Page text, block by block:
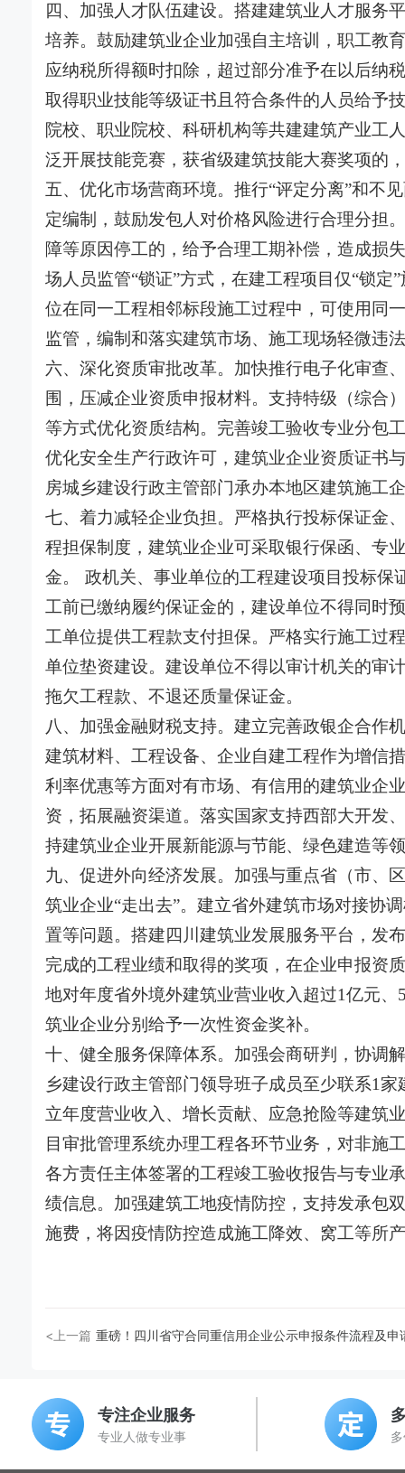
四、加强人才队伍建设。搭建建筑业人才服务
培养。鼓励建筑业企业加强自主培训，职工教
应纳税所得额时扣除，超过部分准予在以后纳
取得职业技能等级证书且符合条件的人员给予
院校、职业院校、科研机构等共建建筑产业工
泛开展技能竞赛，获省级建筑技能大赛奖项的
五、优化市场营商环境。推行“评定分离”和不
定编制，鼓励发包人对价格风险进行合理分担
障等原因停工的，给予合理工期补偿，造成损
场人员监管“锁证”方式，在建工程项目仅“锁
位在同一工程相邻标段施工过程中，可使用同
监管，编制和落实建筑市场、施工现场轻微违
六、深化资质审批改革。加快推行电子化审查
围，压减企业资质申报材料。支持特级（综合
等方式优化资质结构。完善竣工验收专业分包
优化安全生产行政许可，建筑业企业资质证书
房城乡建设行政主管部门承办本地区建筑施工
七、着力减轻企业负担。严格执行投标保证金
程担保制度，建筑业企业可采取银行保函、专
金。 政机关、事业单位的工程建设项目投标保
工前已缴纳履约保证金的，建设单位不得同时
工单位提供工程款支付担保。严格实行施工过
单位垫资建设。建设单位不得以审计机关的审
拖欠工程款、不退还质量保证金。
八、加强金融财税支持。建立完善政银企合作
建筑材料、工程设备、企业自建工程作为增信
利率优惠等方面对有市场、有信用的建筑业企
资，拓展融资渠道。落实国家支持西部大开发
持建筑业企业开展新能源与节能、绿色建造等
九、促进外向经济发展。加强与重点省（市、
筑业企业“走出去”。建立省外建筑市场对接协
置等问题。搭建四川建筑业发展服务平台，发
完成的工程业绩和取得的奖项，在企业申报资
地对年度省外境外建筑业营业收入超过1亿元
筑业企业分别给予一次性资金奖补。
十、健全服务保障体系。加强会商研判，协调
乡建设行政主管部门领导班子成员至少联系1
立年度营业收入、增长贡献、应急抢险等建筑
目审批管理系统办理工程各环节业务，对非施
各方责任主体签署的工程竣工验收报告与专业
绩信息。加强建筑工地疫情防控，支持发承包
施费，将因疫情防控造成施工降效、窝工等所
<上一篇 重磅！四川省守合同重信用企业公示申报条件流程及申
专注企业服务
专业人做专业事